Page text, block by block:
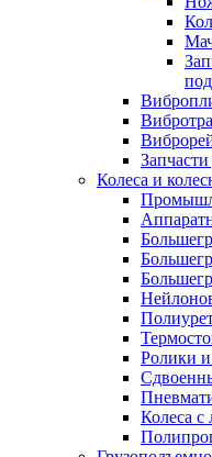
Колеса и
Ролики и
Колеса с